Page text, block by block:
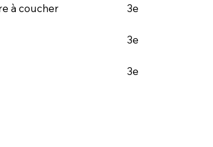
à coucher 3e
3e
3e